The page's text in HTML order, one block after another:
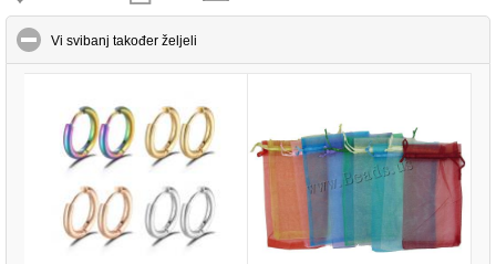
Vi svibanj također željeli